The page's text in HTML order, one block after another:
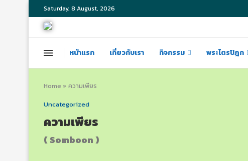
Saturday, 8 August, 2026
หน้าแรก เกี่ยวกับเรา กิจกรรม พระไตรปิฎก
Home » ความเพียร
Uncategorized
ความเพียร
( Somboon )